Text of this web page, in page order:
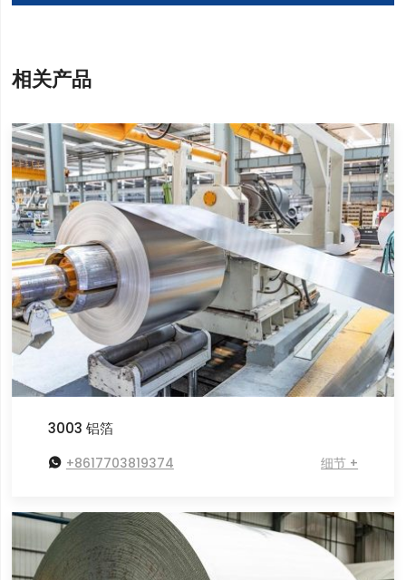
相关产品
3003 铝箔
 +8617703819374 细节 +